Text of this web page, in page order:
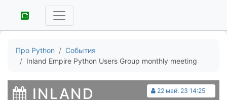
Про Python
События
Inland Empire Python Users Group monthly meeting
22 май. 23 14:25
INLAND